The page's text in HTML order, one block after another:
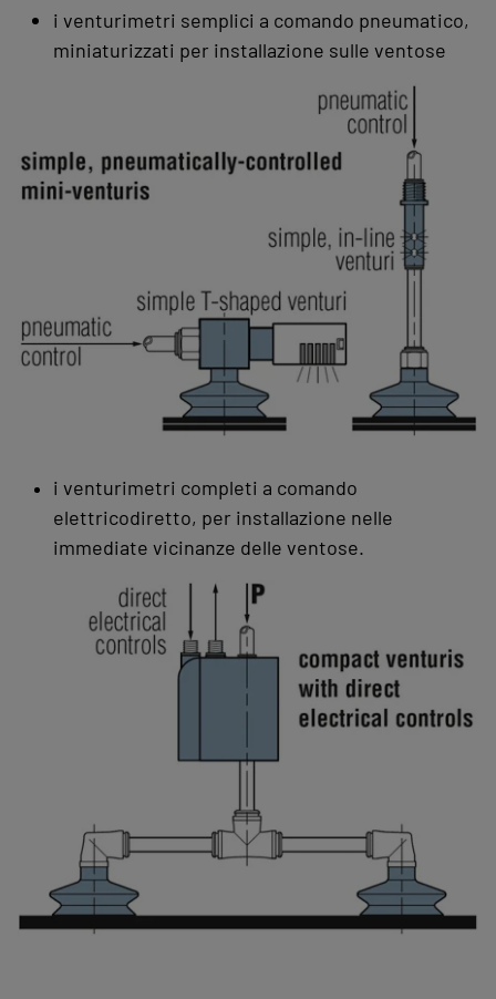
i venturimetri semplici a comando pneumatico,
miniaturizzati per installazione sulle ventose
i venturimetri completi a comando
elettricodiretto, per installazione nelle
immediate vicinanze delle ventose.